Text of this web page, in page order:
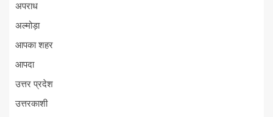
अपराध
अल्मोड़ा
आपका शहर
आपदा
उत्तर प्रदेश
उत्तरकाशी